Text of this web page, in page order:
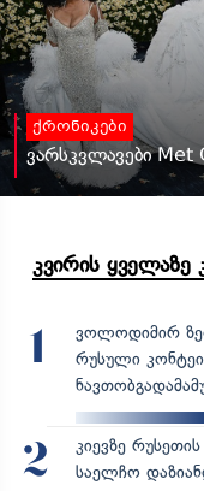
ქრონიკები
ვარსკვლავები
კვირის ყველაზე
1
ვოლოდიმირ
რუსული
2
კიევზე
საელჩო